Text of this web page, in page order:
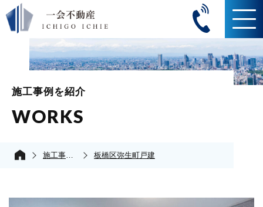
施工事例を紹介
WORKS
施工事例の紹介 板橋区弥生町戸建